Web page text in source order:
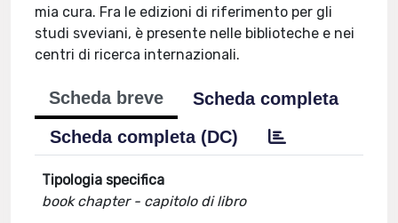
mia cura. Fra le edizioni di riferimento per gli
studi sveviani, è presente nelle biblioteche e nei
centri di ricerca internazionali.
Scheda breve
Scheda completa
Scheda completa (DC)
Tipologia specifica
book chapter - capitolo di libro